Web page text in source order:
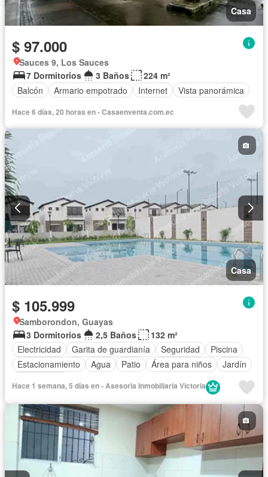
Casa
$ 97.000
Sauces 9, Los Sauces
7 Dormitorios
3 Baños
224 m²
Balcón
Armario empotrado Internet Vista panorámica
Hace 6 días, 20 horas en - Casaenventa.com.ec
Casa
$ 105.999
Samborondon, Guayas
3 Dormitorios
2,5 Baños
132 m²
Electricidad
Garita de guardianía Seguridad
Piscina
Estacionamiento
Agua Patio Área para niños
Jardín
Hace 1 semana, 5 días en - Asesoria Inmobiliaria Victoria